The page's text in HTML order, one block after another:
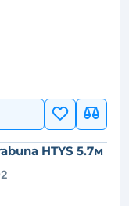
HTYS 5.7м